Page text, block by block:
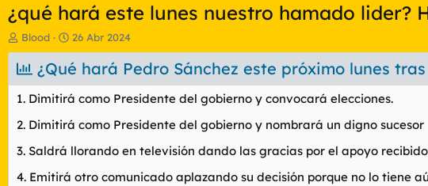
¿qué hará este lunes nuestro hamado lider?
I
n
i
c
a
d
r
e
Blood
F
e
c
h
a
e
n
c
26 Abr 2024
¿Qué hará Pedro Sánchez este próximo lunes
1. Dimitirá como Presidente del gobierno y convocará elecciones.
2. Dimitirá como Presidente del gobierno y nombrará un digno sucesor
3. Saldrá llorando en televisión dando las gracias por el apoyo
4. Emitirá otro comunicado aplazando su decisión porque no lo tiene